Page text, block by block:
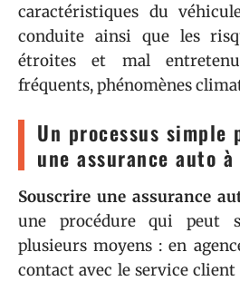
caractéristiques du
conduite ainsi que les
étroites et mal
fréquents, phénomènes
Un processus simple
une assurance auto
Souscrire une assurance
une procédure qui peut
plusieurs moyens : en
contact avec le service client